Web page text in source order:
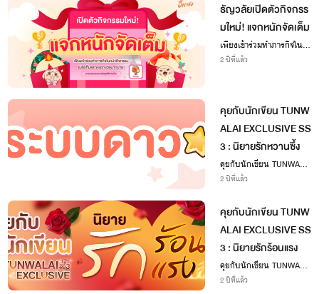
ธัญวลัยเปิดตัวกิจกรร
มใหม่! แจกหนักจัดเต็ม
เพียงเข้าร่วมทำภารกิจในห
น้ากิจกรรม รับไอเท็มและข
2 ปีที่แล้ว
คุยกับนักเขียน TUNW
ALAI EXCLUSIVE SS
3 : นิยายรักหวานซึ้ง
คุยกับนักเขียน TUNWALAI
EXCLUSIVE SS3 : นิยายรั
2 ปีที่แล้ว
คุยกับนักเขียน TUNW
ALAI EXCLUSIVE SS
3 : นิยายรักร้อนแรง
คุยกับนักเขียน TUNWALAI
EXCLUSIVE SS3 : นิยายรั
2 ปีที่แล้ว